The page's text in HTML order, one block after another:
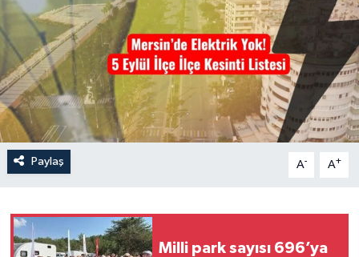
Paylaş A- A+
Milli park sayısı 696’ya